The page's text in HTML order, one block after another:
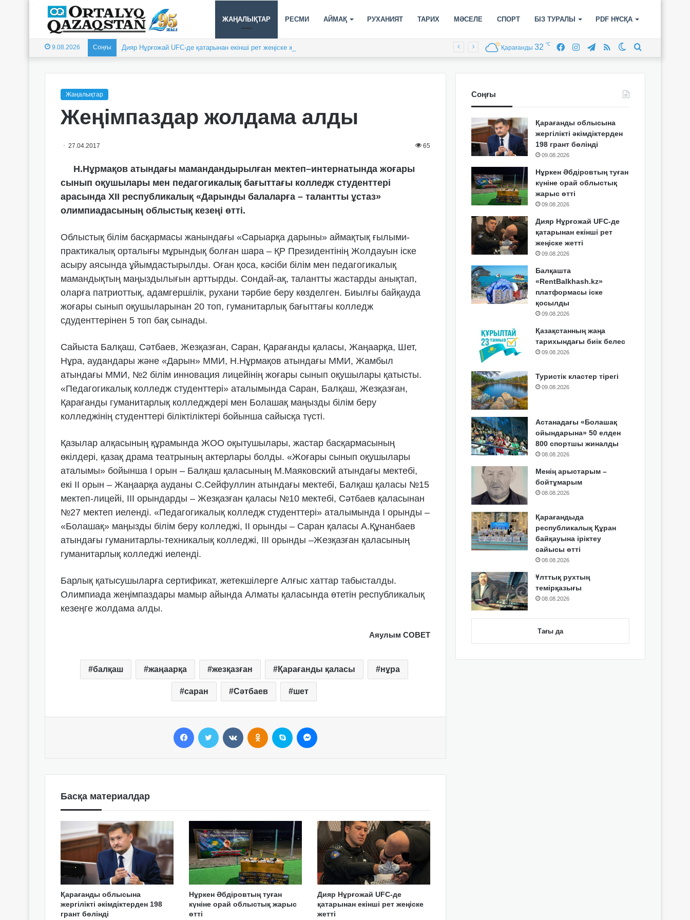
ЖАҢАЛЫҚТАР РЕСМИ АЙМАҚ РУХАНИЯТ ТАРИХ МӘСЕЛЕ СПОРТ БІЗ ТУРАЛЫ PDF НҰСҚА
9.08.2026 Соңғы Дияр Нұрғожай UFC-де қатарынан екінші рет жеңіске жетті Switch
RSS
Telegram
Instagram
Facebook
Қарағанды 32 ℃
Жаңалықтар
Жеңімпаздар жолдама алды
27.04.2017 65
Н.Нұрмақов атындағы мамандандырылған мектеп–интернатында жоғары
сынып оқушылары мен педагогикалық бағыттағы колледж студенттері
арасында XIІ республикалық «Дарынды балаларға – талантты ұстаз»
олимпиадасының облыстық кезеңі өтті.
Облыстық білім басқармасы жанындағы «Сарыарқа дарыны» аймақтық ғылыми-
практикалық орталығы мұрындық болған шара – ҚР Президентінің Жолдауын іске
асыру аясында ұйымдастырылды. Оған қоса, кәсіби білім мен педагогикалық
мамандықтың маңыздылығын арттырды. Сондай-ақ, талантты жастарды анықтап,
оларға патриоттық, адамгершілік, рухани тәрбие беру көзделген. Биылғы байқауда
жоғары сынып оқушыларынан 20 топ, гуманитарлық бағыттағы колледж
сдуденттерінен 5 топ бақ сынады.
Сайыста Балқаш, Сәтбаев, Жезқазған, Саран, Қарағанды қаласы, Жаңаарқа, Шет,
Нұра, аудандары және «Дарын» ММИ, Н.Нұрмақов атындағы ММИ, Жамбыл
атындағы ММИ, №2 білім инновация лицейінің жоғары сынып оқушылары қатысты.
«Педагогикалық колледж студенттері» аталымында Саран, Балқаш, Жезқазған,
Қарағанды гуманитарлық колледждері мен Болашақ маңызды білім беру
колледжінің студенттері біліктіліктері бойынша сайысқа түсті.
Қазылар алқасының құрамында ЖОО оқытушылары, жастар басқармасының
өкілдері, қазақ драма театрының актерлары болды. «Жоғары сынып оқушылары
аталымы» бойынша I орын – Балқаш қаласының М.Маяковский атындағы мектебі,
екі II орын – Жаңаарқа ауданы С.Сейфуллин атындағы мектебі, Балқаш қаласы №15
мектеп-лицейі, III орындарды – Жезқазған қаласы №10 мектебі, Сәтбаев қаласынан
№27 мектеп иеленді. «Педагогикалық колледж студенттері» аталымында I орынды –
«Болашақ» маңызды білім беру колледжі, II орынды – Саран қаласы А.Құнанбаев
атындағы гуманитарлы-техникалық колледжі, III орынды –Жезқазған қаласының
гуманитарлық колледжі иеленді.
Барлық қатысушыларға сертификат, жетекшілерге Алғыс хаттар табысталды.
Олимпиада жеңімпаздары мамыр айында Алматы қаласында өтетін республикалық
кезеңге жолдама алды.
Аяулым СОВЕТ
балқаш жаңаарқа жезқазған Қарағанды қаласы нұра
саран Сәтбаев шет
Басқа материалдар
Қарағанды облысына
жергілікті әкімдіктерден 198
грант бөлінді
Нұркен Әбдіровтың туған
күніне орай облыстық жарыс
өтті
Дияр Нұрғожай UFC-де
қатарынан екінші рет жеңіске
жетті
Соңғы
Қарағанды облысына
жергілікті әкімдіктерден
198 грант бөлінді
09.08.2026
Нұркен Әбдіровтың туған
күніне орай облыстық
жарыс өтті
09.08.2026
Дияр Нұрғожай UFC-де
қатарынан екінші рет
жеңіске жетті
09.08.2026
Балқашта
«RentBalkhash.kz»
платформасы іске
қосылды
09.08.2026
Қазақстанның жаңа
тарихындағы биік белес
09.08.2026
Туристік кластер тірегі
09.08.2026
Астанадағы «Болашақ
ойындарына» 50 елден
800 спортшы жиналды
08.08.2026
Менің арыстарым –
бойтұмарым
08.08.2026
Қарағандыда
республикалық Құран
байқауына іріктеу
сайысы өтті
08.08.2026
Ұлттық рухтың
темірқазығы
08.08.2026
Тағы да